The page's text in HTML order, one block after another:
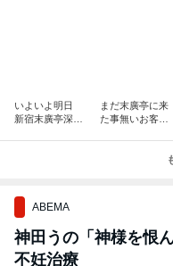
いよいよ明日
新宿末廣亭深夜
まだ末廣亭に来
た事無いお客
ABEMA
神田うの「神様を恨
不妊治療